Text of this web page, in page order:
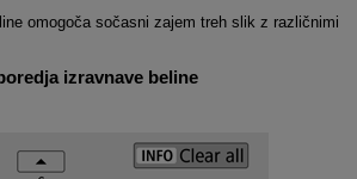
omogoča sočasni zajem treh slik z različnimi
izravnave beline